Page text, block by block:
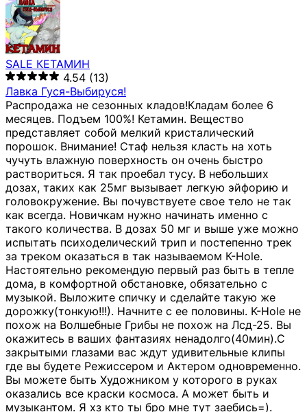
SALE КЕТАМИН
4.54 (13)
Лавка Гуся-Выбируся!
Распродажа не сезонных кладов!Кладам более 6
месяцев. Подъем 100%! Кетамин. Вещество
представляет собой мелкий кристалический
порошок. Внимание! Стаф нельзя класть на хоть
чучуть влажную поверхность он очень быстро
раствориться. Я так проебал тусу. В небольших
дозах, таких как 25мг вызывает легкую эйфорию и
головокружение. Вы почувствуете свое тело не так
как всегда. Новичкам нужно начинать именно с
такого количества. В дозах 50 мг и выше уже можно
испытать психоделический трип и постепенно трек
за треком оказаться в так называемом К-Hole.
Настоятельно рекомендую первый раз быть в тепле
дома, в комфортной обстановке, обязательно с
музыкой. Выложите спичку и сделайте такую же
дорожку(тонкую!!!). Начните с ее половины. K-Hole не
похож на Волшебные Грибы не похож на Лсд-25. Вы
окажитесь в ваших фантазиях ненадолго(40мин).С
закрытыми глазами вас ждут удивительные клипы
где вы будете Режиссером и Актером одновременно.
Вы можете быть Художником у которого в руках
оказались все краски космоса. А может быть и
музыкантом. Я хз кто ты бро мне тут заебись=).